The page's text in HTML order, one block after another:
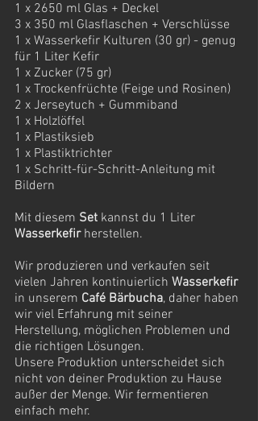
1 x 2650 ml Glas + Deckel
3 x 350 ml Glasflaschen + Verschlüsse
1 x Wasserkefir Kulturen (30 gr) - genug
für 1 Liter Kefir
1 x Zucker (75 gr)
1 x Trockenfrüchte (Feige und Rosinen)
2 x Jerseytuch + Gummiband
1 x Holzlöffel
1 x Plastiksieb
1 x Plastiktrichter
1 x Schritt-für-Schritt-Anleitung mit
Bildern
Mit diesem Set kannst du 1 Liter
Wasserkefir herstellen.
Wir produzieren und verkaufen seit
vielen Jahren kontinuierlich Wasserkefir
in unserem Café Bärbucha, daher haben
wir viel Erfahrung mit seiner
Herstellung, möglichen Problemen und
die richtigen Lösungen.
Unsere Produktion unterscheidet sich
nicht von deiner Produktion zu Hause
außer der Menge. Wir fermentieren
einfach mehr.